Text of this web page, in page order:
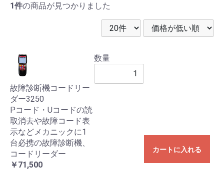
1件の商品が見つかりました
故障診断機コードリー
ダー3250
Pコード・Uコードの読
取消去や故障コード表
示などメカニックに1
台必携の故障診断機、
コードリーダー
￥71,500
数量
カートに入れる